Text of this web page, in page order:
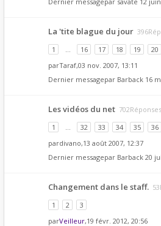
La 'tite blague du jour
1
… 16 17 18 19
20
parTaraf,03 nov. 2007, 13:11
Dernier messagepar Barback 16
Les vidéos du net
1
… 32 33 34 35
36
pardivano,13 août 2007, 12:37
Dernier messagepar Barback 20
Changement dans le staff.
1
2
3
parVeilleur,19 févr. 2012, 20:56